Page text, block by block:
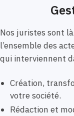
Nos juristes sont
l’ensemble des
qui interviennent
Création,
votre société.
Rédaction et